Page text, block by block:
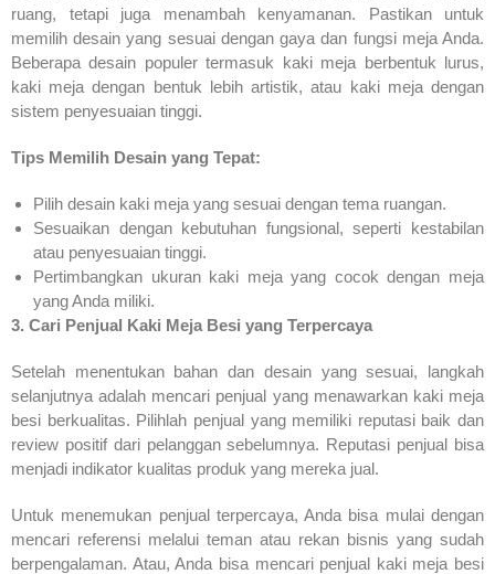
ruang, tetapi juga menambah kenyamanan. Pastikan untuk
memilih desain yang sesuai dengan gaya dan fungsi meja Anda.
Beberapa desain populer termasuk kaki meja berbentuk lurus,
kaki meja dengan bentuk lebih artistik, atau kaki meja dengan
sistem penyesuaian tinggi.
Tips Memilih Desain yang Tepat:
Pilih desain kaki meja yang sesuai dengan tema ruangan.
Sesuaikan dengan kebutuhan fungsional, seperti kestabilan
atau penyesuaian tinggi.
Pertimbangkan ukuran kaki meja yang cocok dengan meja
yang Anda miliki.
3. Cari Penjual Kaki Meja Besi yang Terpercaya
Setelah menentukan bahan dan desain yang sesuai, langkah
selanjutnya adalah mencari penjual yang menawarkan kaki meja
besi berkualitas. Pilihlah penjual yang memiliki reputasi baik dan
review positif dari pelanggan sebelumnya. Reputasi penjual bisa
menjadi indikator kualitas produk yang mereka jual.
Untuk menemukan penjual terpercaya, Anda bisa mulai dengan
mencari referensi melalui teman atau rekan bisnis yang sudah
berpengalaman. Atau, Anda bisa mencari penjual kaki meja besi